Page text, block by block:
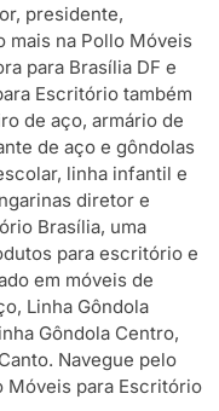
presidente,
mais na Pollo Móveis
para Brasília DF e
Escritório também
de aço, armário de
de aço e gôndolas
linha infantil e
diretor e
Brasília, uma
para escritório e
em móveis de
Linha Gôndola
Gôndola Centro,
Navegue pelo
Móveis para Escritório